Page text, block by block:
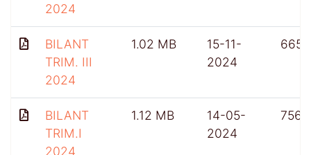
2024
BILANT
TRIM. III
2024
1.02 MB
15-11-
2024
665
BILANT
TRIM.I
2024
1.12 MB
14-05-
2024
756